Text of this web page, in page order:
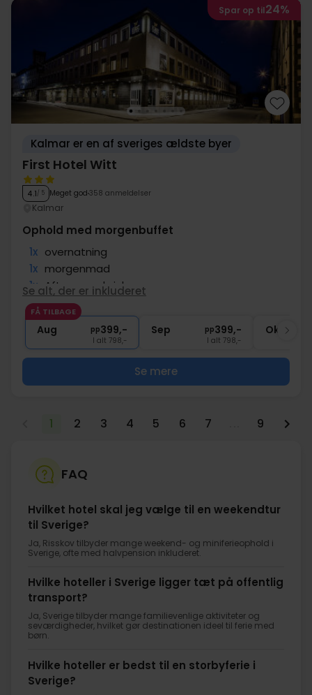
Spar op til24%
Kalmar er en af sveriges ældste byer
First Hotel Witt
4.1/ 5 Meget god 358 anmeldelser
Kalmar
Ophold med morgenbuffet
1x overnatning
1x morgenmad
1x Aftenssandwich
1x 1 glas vin
∞ Adgang til sauna og fitness
Se alt, der er inkluderet
FÅ TILBAGE
Aug pp399,-
I alt 798,-
Sep pp399,-
I alt 798,-
Okt
Se mere
1 2 3 4 5 6 7 9
FAQ
Hvilket hotel skal jeg vælge til en weekendtur
til Sverige?
Ja, Risskov tilbyder mange weekend- og miniferieophold i
Sverige, ofte med halvpension inkluderet.
Hvilke hoteller i Sverige ligger tæt på offentlig
transport?
Ja, Sverige tilbyder mange familievenlige aktiviteter og
seværdigheder, hvilket gør destinationen ideel til ferie med
børn.
Hvilke hoteller er bedst til en storbyferie i
Sverige?